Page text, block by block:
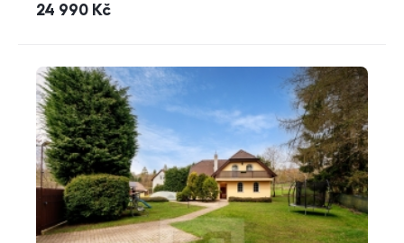
cena
24 990 Kč